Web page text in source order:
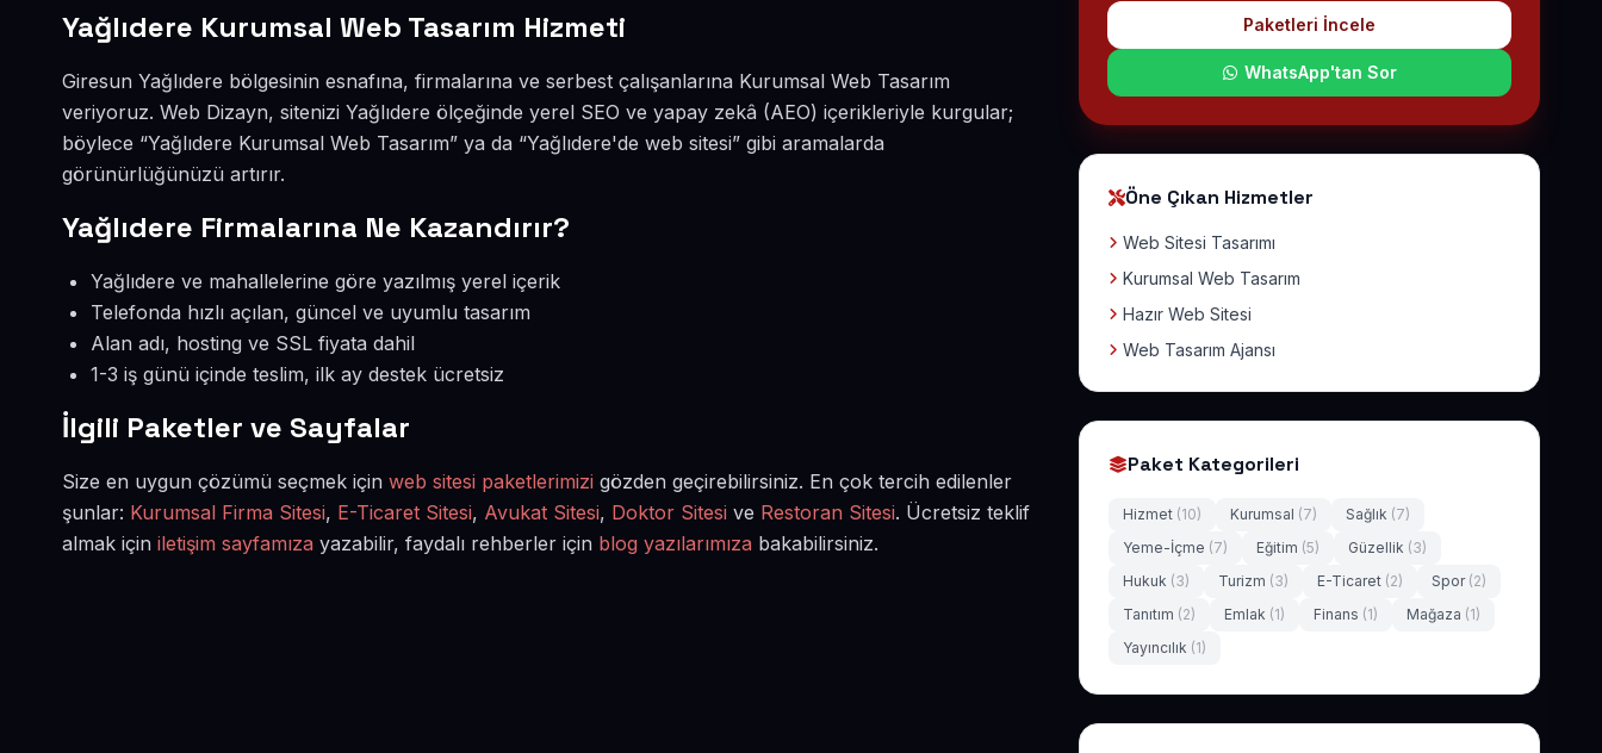
Yağlıdere Kurumsal Web Tasarım Hizmeti
Giresun Yağlıdere bölgesinin esnafına, firmalarına ve serbest çalışanlarına Kurumsal Web Tasarım
veriyoruz. Web Dizayn, sitenizi Yağlıdere ölçeğinde yerel SEO ve yapay zekâ (AEO) içerikleriyle kurgular;
böylece “Yağlıdere Kurumsal Web Tasarım” ya da “Yağlıdere'de web sitesi” gibi aramalarda
görünürlüğünüzü artırır.
Yağlıdere Firmalarına Ne Kazandırır?
Yağlıdere ve mahallelerine göre yazılmış yerel içerik
Telefonda hızlı açılan, güncel ve uyumlu tasarım
Alan adı, hosting ve SSL fiyata dahil
1-3 iş günü içinde teslim, ilk ay destek ücretsiz
İlgili Paketler ve Sayfalar
Size en uygun çözümü seçmek için web sitesi paketlerimizi gözden geçirebilirsiniz. En çok tercih edilenler
şunlar: Kurumsal Firma Sitesi, E-Ticaret Sitesi, Avukat Sitesi, Doktor Sitesi ve Restoran Sitesi. Ücretsiz teklif
almak için iletişim sayfamıza yazabilir, faydalı rehberler için blog yazılarımıza bakabilirsiniz.
Paketleri İncele
WhatsApp'tan Sor
Öne Çıkan Hizmetler
Web Sitesi Tasarımı
Kurumsal Web Tasarım
Hazır Web Sitesi
Web Tasarım Ajansı
Paket Kategorileri
Hizmet (10) Kurumsal (7) Sağlık (7)
Yeme-İçme (7) Eğitim (5) Güzellik (3)
Hukuk (3) Turizm (3) E-Ticaret (2) Spor (2)
Tanıtım (2) Emlak (1) Finans (1) Mağaza (1)
Yayıncılık (1)